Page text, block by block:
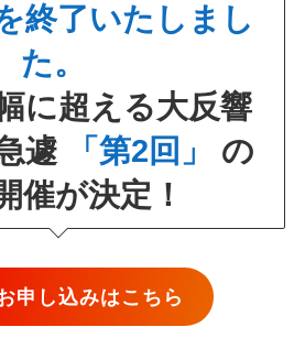
終了いたしまし
た。
に超える大反響
遽
「第2回」
の
催が決定！
申し込みはこちら